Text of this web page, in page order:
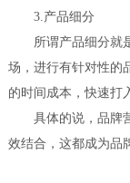
3.产品细分
所谓产品细分就
场，进行有针对性的
的时间成本，快速打
具体的说，品牌
效结合，这都成为品